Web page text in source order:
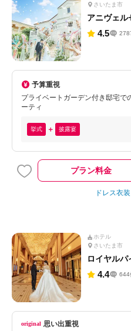
さいたま市
アニヴェル
4.5
予算重視
プライベートガーデン付き邸宅で
ーティ
挙式 披露宴
プラン料金
ドレス衣
ホテル
さいたま市
ロイヤル
4.4 644
思い出重視